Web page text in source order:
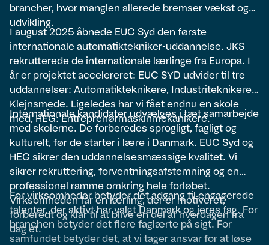
brancher, hvor manglen allerede bremser vækst og
udvikling.
I august 2025 åbnede EUC Syd den første
internationale automatiktekniker-uddannelse. JKS
rekrutterede de internationale lærlinge fra Europa. I
år er projektet accelereret: EUC SYD udvider til tre
uddannelser: Automatikteknikere, Industriteknikere,
Klejnsmede. Ligeledes har vi fået endnu en skole
med, HEG: Entreprenørmaskinmekanikere.
Internationale kandidater udvælges i tæt samarbejde
med skolerne. De forberedes sprogligt, fagligt og
kulturelt, før de starter i lære i Danmark. EUC Syd og
HEG sikrer den uddannelsesmæssige kvalitet. Vi
sikrer rekruttering, forventningsafstemning og en
professionel ramme omkring hele forløbet.
Virksomheden får en lærling, der er motiveret,
forberedt og klar til at blive en del af hverdagen fra
dag ét.
For virksomheder betyder det adgang til engagerede
talenter, der aktivt har valgt Danmark og jeres fag. For
branchen betyder det flere faglærte på sigt. For
samfundet betyder det, at vi tager ansvar for at løse